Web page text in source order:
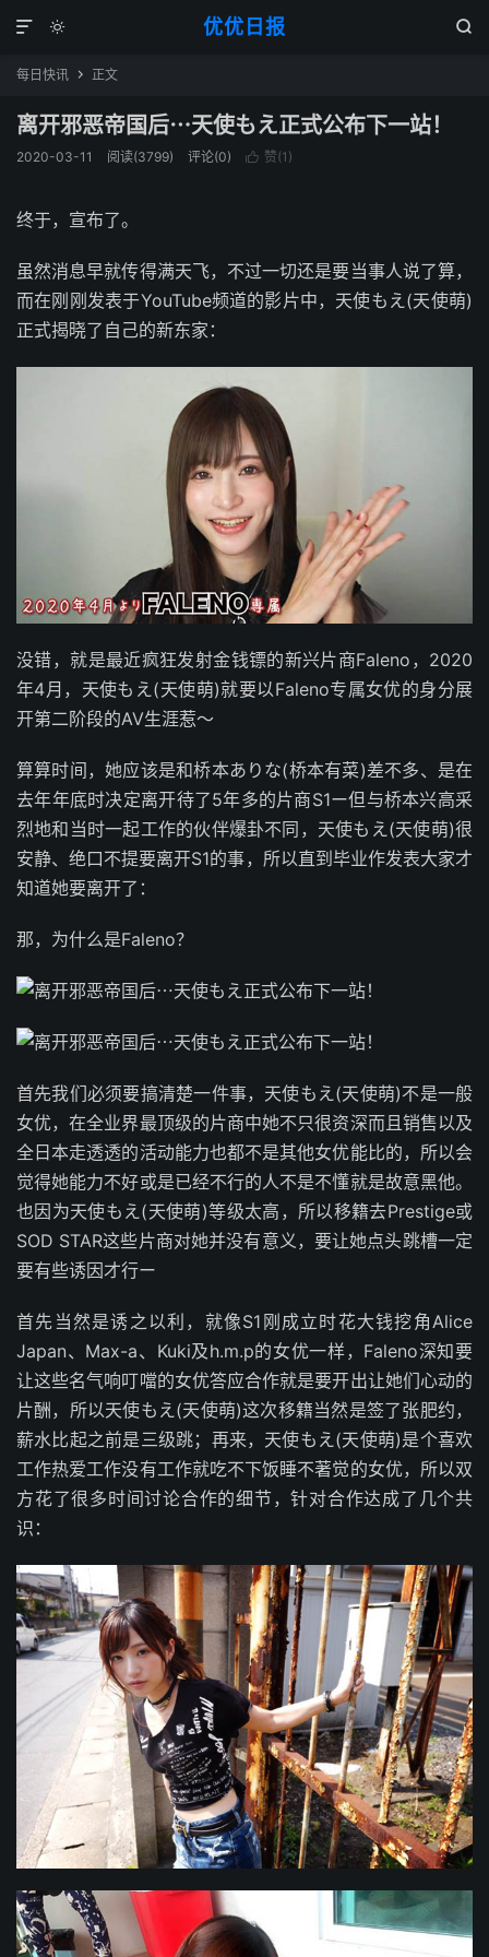
优优日报
 

每日快讯  正文
离开邪恶帝国后⋯天使もえ正式公布下一站！
2020-03-11 阅读(3799) 评论(0)  赞(1 )
终于，宣布了。
虽然消息早就传得满天飞，不过一切还是要当事人说了算，
而在刚刚发表于YouTube频道的影片中，天使もえ(天使萌)
正式揭晓了自己的新东家：
没错，就是最近疯狂发射金钱镖的新兴片商Faleno，2020
年4月，天使もえ(天使萌)就要以Faleno专属女优的身分展
开第二阶段的AV生涯惹〜
算算时间，她应该是和桥本ありな(桥本有菜)差不多、是在
去年年底时决定离开待了5年多的片商S1ー但与桥本兴高采
烈地和当时一起工作的伙伴爆卦不同，天使もえ(天使萌)很
安静、绝口不提要离开S1的事，所以直到毕业作发表大家才
知道她要离开了：
那，为什么是Faleno？
首先我们必须要搞清楚一件事，天使もえ(天使萌)不是一般
女优，在全业界最顶级的片商中她不只很资深而且销售以及
全日本走透透的活动能力也都不是其他女优能比的，所以会
觉得她能力不好或是已经不行的人不是不懂就是故意黑他。
也因为天使もえ(天使萌)等级太高，所以移籍去Prestige或
SOD STAR这些片商对她并没有意义，要让她点头跳槽一定
要有些诱因才行ー
首先当然是诱之以利，就像S1刚成立时花大钱挖角Alice
Japan、Max-a、Kuki及h.m.p的女优一样，Faleno深知要
让这些名气响叮噹的女优答应合作就是要开出让她们心动的
片酬，所以天使もえ(天使萌)这次移籍当然是签了张肥约，
薪水比起之前是三级跳；再来，天使もえ(天使萌)是个喜欢
工作热爱工作没有工作就吃不下饭睡不著觉的女优，所以双
方花了很多时间讨论合作的细节，针对合作达成了几个共
识：